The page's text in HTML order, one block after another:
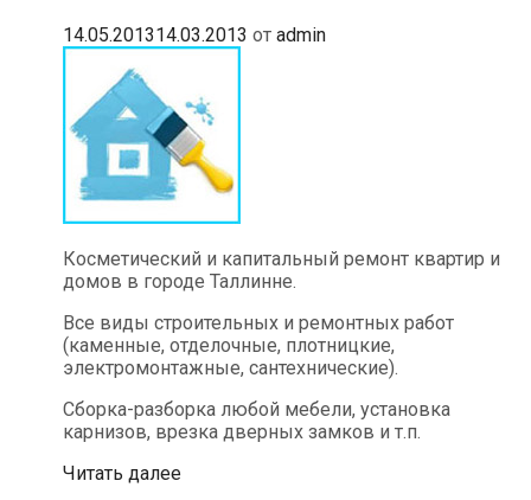
14.05.201314.03.2013 от admin
Косметический и капитальный ремонт квартир и
домов в городе Таллинне.
Все виды строительных и ремонтных работ
(каменные, отделочные, плотницкие,
электромонтажные, сантехнические).
Сборка-разборка любой мебели, установка
карнизов, врезка дверных замков и т.п.
Читать далееКосметический